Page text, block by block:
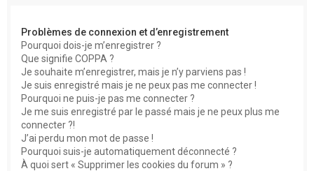
Problèmes de connexion et d’enregistrement
Pourquoi dois-je m’enregistrer ?
Que signifie COPPA ?
Je souhaite m’enregistrer, mais je n’y parviens pas !
Je suis enregistré mais je ne peux pas me connecter !
Pourquoi ne puis-je pas me connecter ?
Je me suis enregistré par le passé mais je ne peux plus me
connecter ?!
J’ai perdu mon mot de passe !
Pourquoi suis-je automatiquement déconnecté ?
À quoi sert « Supprimer les cookies du forum » ?